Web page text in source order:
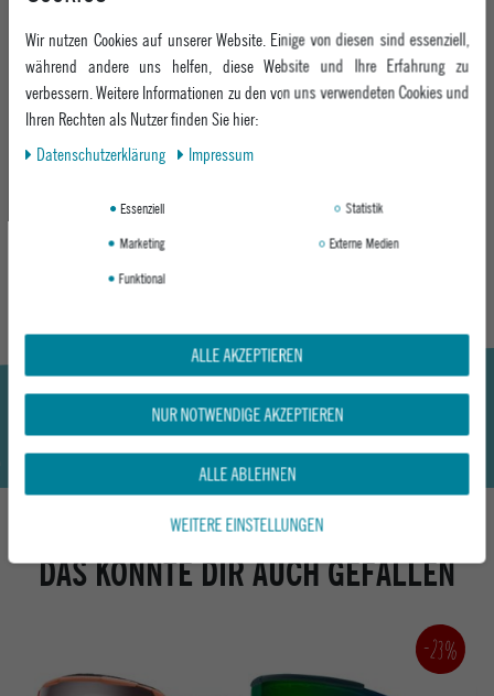
MEHR INFORMATIONEN ZUM EU VERANTWORTLICHEN »
Hier geht's zum Epoxy Goggles Guide DISCOVER
DAS KÖNNTE DIR AUCH GEFALLEN
-23%
Wir nutzen Cookies auf unserer Website. Einige von diesen sind essenziell,
während andere uns helfen, diese Website und Ihre Erfahrung zu
verbessern. Weitere Informationen zu den von uns verwendeten Cookies und
Ihren Rechten als Nutzer finden Sie hier:
Daten­schutz­erklärung
Impressum
Essenziell
Statistik
Marketing
Externe Medien
Funktional
ALLE AKZEPTIEREN
NUR NOTWENDIGE AKZEPTIEREN
ALLE ABLEHNEN
WEITERE EINSTELLUNGEN